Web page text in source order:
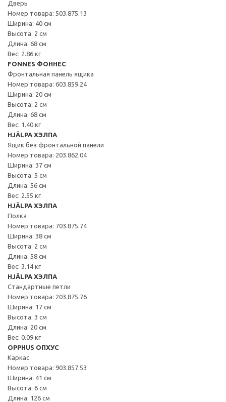
Дверь
Номер товара: 503.875.13
Ширина: 40 см
Высота: 2 см
Длина: 68 см
Вес: 2.86 кг
FONNES ФОННЕС
Фронтальная панель ящика
Номер товара: 603.859.24
Ширина: 20 см
Высота: 2 см
Длина: 68 см
Вес: 1.40 кг
HJÄLPA ХЭЛПА
Ящик без фронтальной панели
Номер товара: 203.862.04
Ширина: 37 см
Высота: 5 см
Длина: 56 см
Вес: 2.55 кг
HJÄLPA ХЭЛПА
Полка
Номер товара: 703.875.74
Ширина: 38 см
Высота: 2 см
Длина: 58 см
Вес: 3.14 кг
HJÄLPA ХЭЛПА
Стандартные петли
Номер товара: 203.875.76
Ширина: 17 см
Высота: 3 см
Длина: 20 см
Вес: 0.09 кг
OPPHUS ОПХУС
Каркас
Номер товара: 903.857.53
Ширина: 41 см
Высота: 6 см
Длина: 126 см